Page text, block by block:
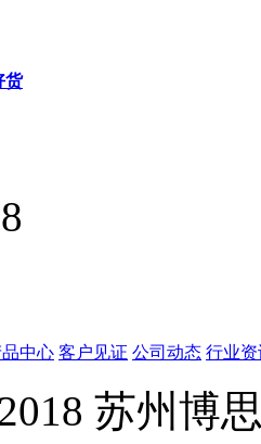
货
中心 客户见证 公司动态 行业资
苏州博